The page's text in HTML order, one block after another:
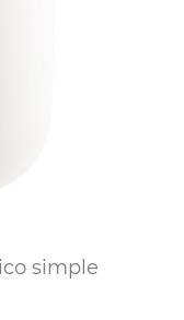
simple